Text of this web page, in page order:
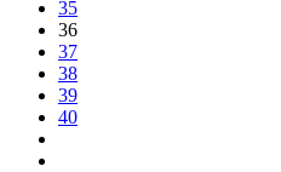
35
36
37
38
39
40